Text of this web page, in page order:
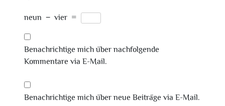
neun − vier =
Benachrichtige mich über nachfolgende
Kommentare via E-Mail.
Benachrichtige mich über neue Beiträge via E-Mail.